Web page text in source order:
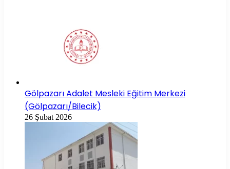
Gölpazarı Adalet Mesleki Eğitim Merkezi
(Gölpazarı/Bilecik)
26 Şubat 2026